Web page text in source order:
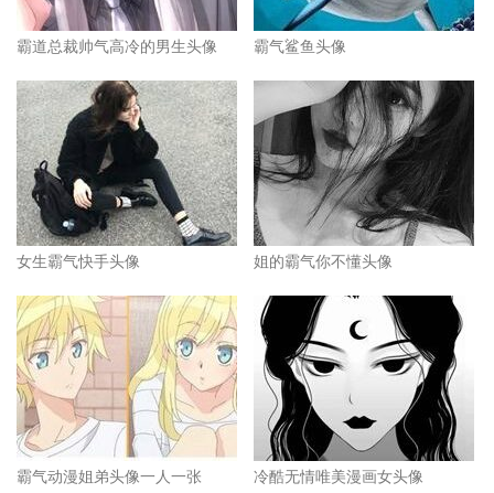
霸道总裁帅气高冷的男生头像 霸气鲨鱼头像
女生霸气快手头像 姐的霸气你不懂头像
霸气动漫姐弟头像一人一张 冷酷无情唯美漫画女头像